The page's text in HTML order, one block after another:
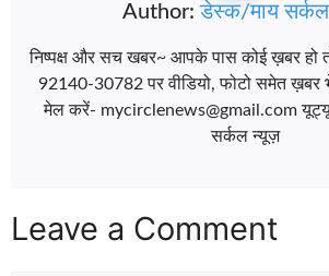
Author:डेस्क/माय
निष्पक्ष और सच खबर~ आपके पास कोई ख़बर हो
92140-30782 पर वीडियो, फोटो समेत
मेल करें- mycirclenews@gmail.com
सर्कल न्यूज़
Leave a Comment